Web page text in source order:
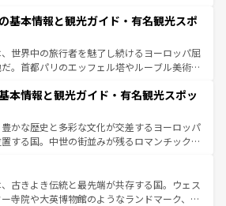
イタリア情報はコンテンツ一覧を参照してほ
この国では、情熱的なフラメンコ、熱気あふ
して美味しいタパスが生活の一部となってい
リードの洗練された雰囲気や、バルセロナの
た街角から、地方では古代ローマ遺跡や中世
よって風土や気候が異なるスペインはその個
を参照してほしい。
基本情報と観光ガイド・有名観光スポ
世界中の旅行者を魅了し続けるヨーロッパ屈
。首都パリのエッフェル塔やルーブル美術館
力が詰まっている。華麗な宮殿、歴史的な大
ビーチ、そして豊かな自然が、訪れる者を心
る。また、フランスは美食の国としても知ら
料理はユネスコ無形文化遺産にも登録されて
ンダー畑など、多彩な楽しみ方が可能だ。さ
以外の地域にも魅力が溢れており、どの街角に
と文化が息づいている。パリ以外の個性あふ
本情報と観光ガイド・有名観光スポッ
豊かな歴史と多彩な文化が交差するヨーロッパ
する国。中世の街並みが残るロマンチック街
国は、どこを歩いても飽きることがない。ベ
的活気、バイエルン州のアルプスの絶景、そ
沿いのワイン畑といった風景は必見。ビール
古きよき伝統と最先端が共存する国。ウェス
寺院や大英博物館のようなランドマーク、歴